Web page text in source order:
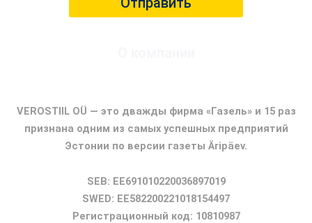
VEROSTIIL OÜ — это дважды фирма «Газель» и 15 раз
признана одним из самых успешных предприятий
Эстонии по версии газеты Äripäev.
SEB: EE691010220036897019
SWED: EE582200221018154497
Регистрационный код: 10810987